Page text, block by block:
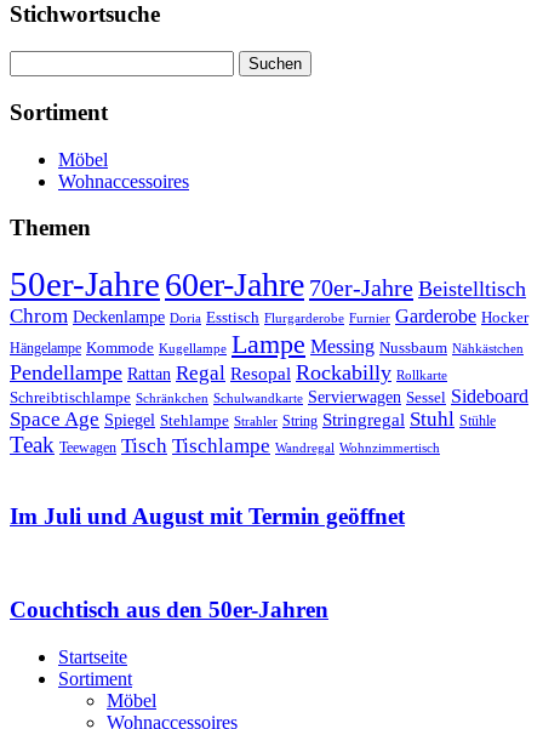
Stichwortsuche
nach:
Sortiment
Möbel
Wohnaccessoires
Themen
50er-Jahre60er-Jahre 70er-Jahre Beistelltisch
Chrom Deckenlampe Doria Esstisch Flurgarderobe Furnier Garderobe Hocker
Hängelampe Kommode Kugellampe Lampe Messing Nussbaum Nähkästchen
Pendellampe Rattan Regal Resopal Rockabilly Rollkarte
Schreibtischlampe Schränkchen Schulwandkarte Servierwagen Sessel Sideboard
Space Age Spiegel Stehlampe Strahler String Stringregal Stuhl Stühle
Teak Teewagen Tisch Tischlampe Wandregal Wohnzimmertisch
Im Juli und August mit Termin geöffnet
Couchtisch aus den 50er-Jahren
Startseite
Sortiment
Möbel
Wohnaccessoires